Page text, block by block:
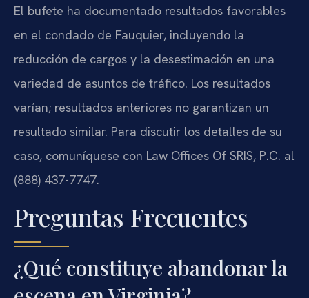
El bufete ha documentado resultados favorables
en el condado de Fauquier, incluyendo la
reducción de cargos y la desestimación en una
variedad de asuntos de tráfico. Los resultados
varían; resultados anteriores no garantizan un
resultado similar. Para discutir los detalles de su
caso, comuníquese con Law Offices Of SRIS, P.C. al
(888) 437-7747.
Preguntas Frecuentes
¿Qué constituye abandonar la